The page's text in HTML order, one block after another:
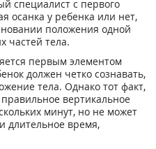
специалист с первого
осанка у ребенка или нет,
положения одной
частей тела.
первым элементом
должен четко сознавать,
тела. Однако тот факт,
вертикальное
минут, но не может
длительное время,